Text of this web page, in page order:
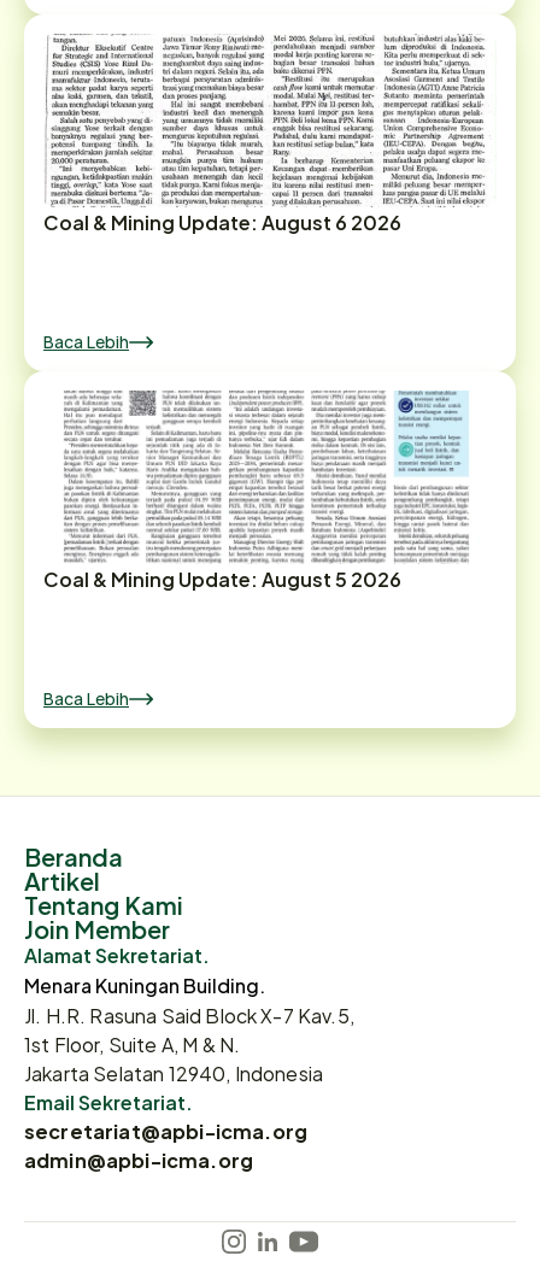
Coal & Mining Update: August 6 2026
Baca Lebih
Coal & Mining Update: August 5 2026
Baca Lebih
Beranda
Artikel
Tentang Kami
Join Member
Alamat Sekretariat.
Menara Kuningan Building.
Jl. H.R. Rasuna Said Block X-7 Kav.5,
1st Floor, Suite A, M & N.
Jakarta Selatan 12940, Indonesia
Email Sekretariat.
secretariat@apbi-icma.org
admin@apbi-icma.org